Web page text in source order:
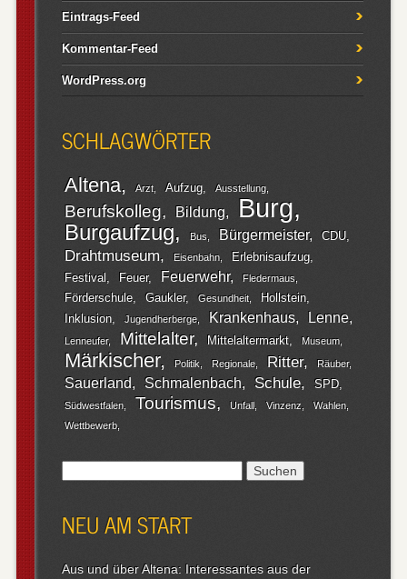
Eintrags-Feed
Kommentar-Feed
WordPress.org
SCHLAGWÖRTER
Altena Arzt Aufzug Ausstellung
Berufskolleg Bildung Burg
Burgaufzug Bus Bürgermeister CDU
Drahtmuseum Eisenbahn
Erlebnisaufzug
Festival
Feuer Feuerwehr Fledermaus
Förderschule Gaukler Gesundheit
Hollstein
Inklusion
Jugendherberge Krankenhaus Lenne
Lenneufer Mittelalter Mittelaltermarkt Museum
Märkischer Politik Regionale Ritter Räuber
Sauerland Schmalenbach Schule SPD
Südwestfalen Tourismus Unfall Vinzenz
Wahlen
Wettbewerb
NEU AM START
Aus und über Altena: Interessantes aus der